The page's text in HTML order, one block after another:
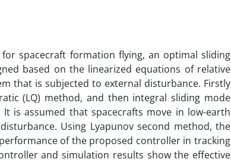
spacecraft formation flying, an optimal sliding
based on the linearized equations of relative
that is subjected to external disturbance. Firstly
(LQ) method, and then integral sliding mode
is assumed that spacecrafts move in low-earth
Using Lyapunov second method, the
of the proposed controller in tracking
and simulation results show the effective